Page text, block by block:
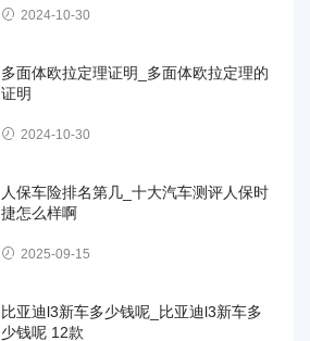
2024-10-30
多面体欧拉定理证明_多面体欧拉定理的
证明
2024-10-30
人保车险排名第几_十大汽车测评人保时
捷怎么样啊
2025-09-15
比亚迪l3新车多少钱呢_比亚迪l3新车多
少钱呢 12款